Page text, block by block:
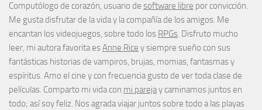
Computólogo de corazón, usuario de software libre por convicción.
Me gusta disfrutar de la vida y la compañía de los amigos. Me
encantan los videojuegos, sobre todo los RPGs. Disfruto mucho
leer, mi autora favorita esAnne Rice y siempre sueño con sus
fantásticas historias de vampiros, brujas, momias, fantasmas y
espíritus. Amo el cine y con frecuencia gusto de ver toda clase de
películas. Comparto mi vida con mi parejay caminamos juntos en
todo; así soy feliz. Nos agrada viajar juntos sobre todo a las playas